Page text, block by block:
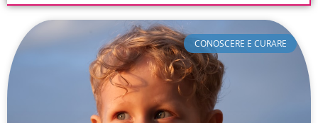
CONOSCERE E CURARE